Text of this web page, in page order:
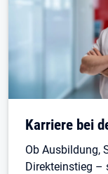
Öffnet in
Karriere bei
Ob Ausbildung,
Direkteinstieg –